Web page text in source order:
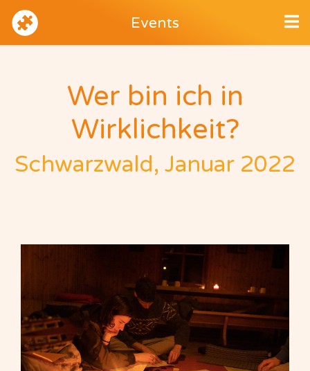
Events
Wer bin ich in
Wirklichkeit?
Schwarzwald, Januar 2022